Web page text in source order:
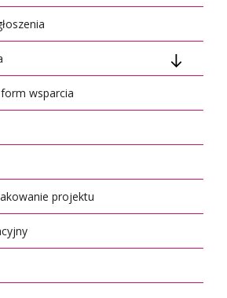
1
do wypełnienia online
do druku
do wypełnienia online
do druku
do wypełnienia online
do druku
4
do wypełnienia online
5
wsparcia
projektu